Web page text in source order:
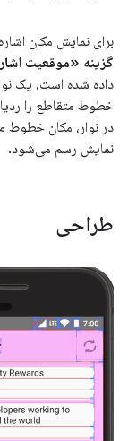
برای نمایش مکان
گزینه «موقعیت
داده شده است، یک
خطوط متقاطع را
در نوار، مکان خطوط
نمایش رسم می‌شود.
طراحی